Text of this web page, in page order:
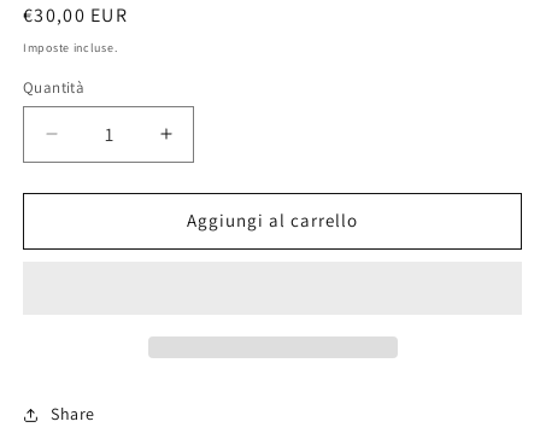
Prezzo
di
€30,00 EUR
Imposte incluse.
Quantità
Diminuisci
quantità
per
Knight,
Aumenta
quantità
per
Norman
Knight,
Aggiungi al carrello
Share